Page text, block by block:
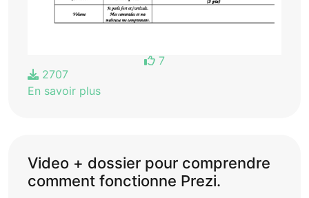
7
2707
En savoir plus
Video + dossier pour comprendre
comment fonctionne Prezi.